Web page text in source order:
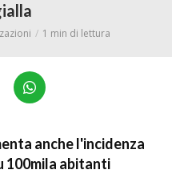
1 min di lettura
anche l'incidenza
100mila abitanti